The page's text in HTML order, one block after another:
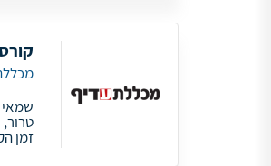
שמאי
זמן הקורס ? 60